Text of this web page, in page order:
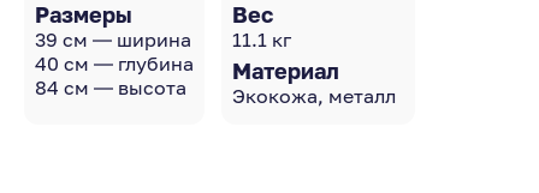
Размеры
39 см — ширина
40 см — глубина
84 см — высота
Вес
11.1 кг
Материал
Экокожа, металл